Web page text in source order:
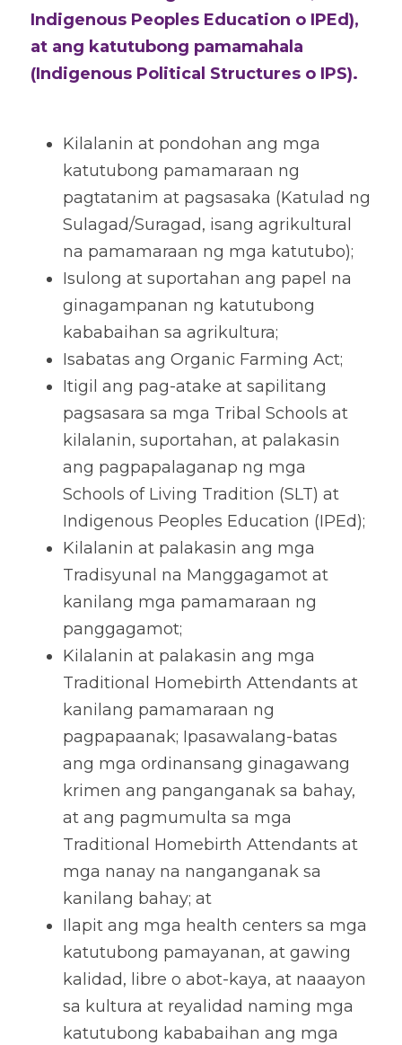
Indigenous Peoples Education o IPEd),
at ang katutubong pamamahala
(Indigenous Political Structures o IPS).
Kilalanin at pondohan ang mga
katutubong pamamaraan ng
pagtatanim at pagsasaka (Katulad ng
Sulagad/Suragad, isang agrikultural
na pamamaraan ng mga katutubo);
Isulong at suportahan ang papel na
ginagampanan ng katutubong
kababaihan sa agrikultura;
Isabatas ang Organic Farming Act;
Itigil ang pag-atake at sapilitang
pagsasara sa mga Tribal Schools at
kilalanin, suportahan, at palakasin
ang pagpapalaganap ng mga
Schools of Living Tradition (SLT) at
Indigenous Peoples Education (IPEd);
Kilalanin at palakasin ang mga
Tradisyunal na Manggagamot at
kanilang mga pamamaraan ng
panggagamot;
Kilalanin at palakasin ang mga
Traditional Homebirth Attendants at
kanilang pamamaraan ng
pagpapaanak; Ipasawalang-batas
ang mga ordinansang ginagawang
krimen ang panganganak sa bahay,
at ang pagmumulta sa mga
Traditional Homebirth Attendants at
mga nanay na nanganganak sa
kanilang bahay; at
Ilapit ang mga health centers sa mga
katutubong pamayanan, at gawing
kalidad, libre o abot-kaya, at naaayon
sa kultura at reyalidad naming mga
katutubong kababaihan ang mga